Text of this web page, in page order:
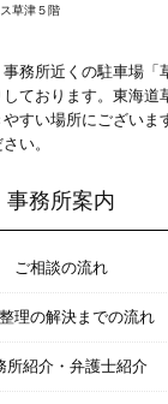
草津５階
務所近くの駐車場「
ております。東海道
すい場所にございま
い。
事務所案内
ご相談の流れ
理の解決までの流れ
所紹介・弁護士紹介